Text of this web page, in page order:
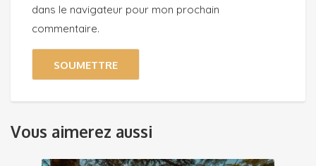
dans le navigateur pour mon prochain
commentaire.
Vous aimerez aussi